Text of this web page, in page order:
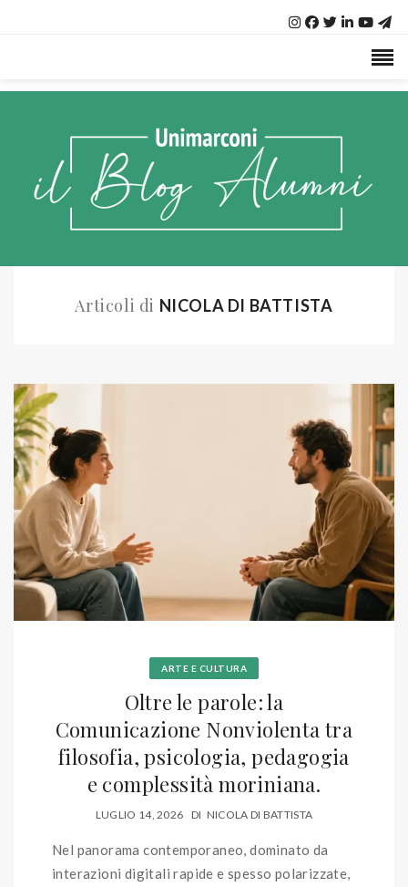
Articoli di NICOLA DI BATTISTA
ARTE E CULTURA
Oltre le parole: la
Comunicazione Nonviolenta tra
filosofia, psicologia, pedagogia
e complessità moriniana.
LUGLIO 14, 2026 DI NICOLA DI BATTISTA
Nel panorama contemporaneo, dominato da
interazioni digitali rapide e spesso polarizzate,